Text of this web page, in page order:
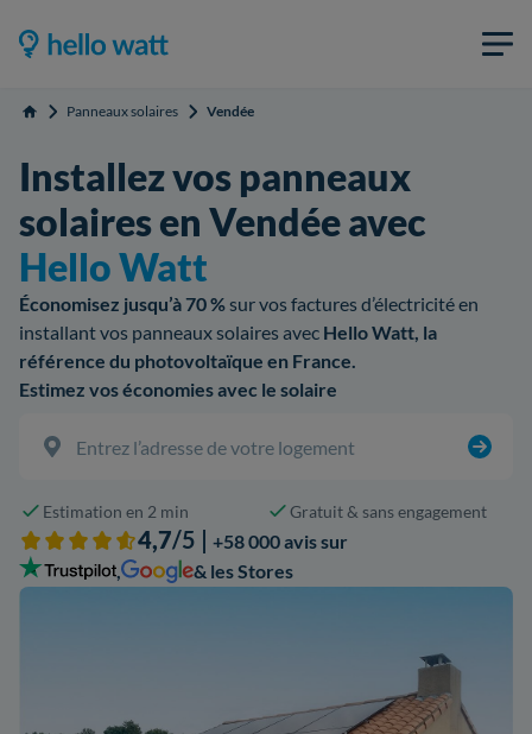
Accueil Panneaux solaires Vendée
Installez vos panneaux
solaires en Vendée avec
Hello Watt
Économisez jusqu’à 70 %sur vos factures d’électricité en
installant vos panneaux solaires avec Hello Watt, la
référence du photovoltaïque en France.
Estimez vos économies avec le solaire
Estimation en 2 min Gratuit & sans engagement
4,7/5 | +58 000 avis sur
,
& les Stores